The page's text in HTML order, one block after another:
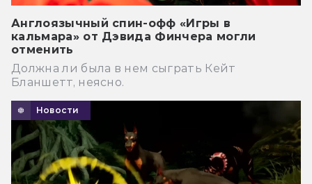
Англоязычный спин-офф «Игры в
кальмара» от Дэвида Финчера могли
отменить
Должна ли была в нем сыграть Кейт
Бланшетт, неясно.
Новости